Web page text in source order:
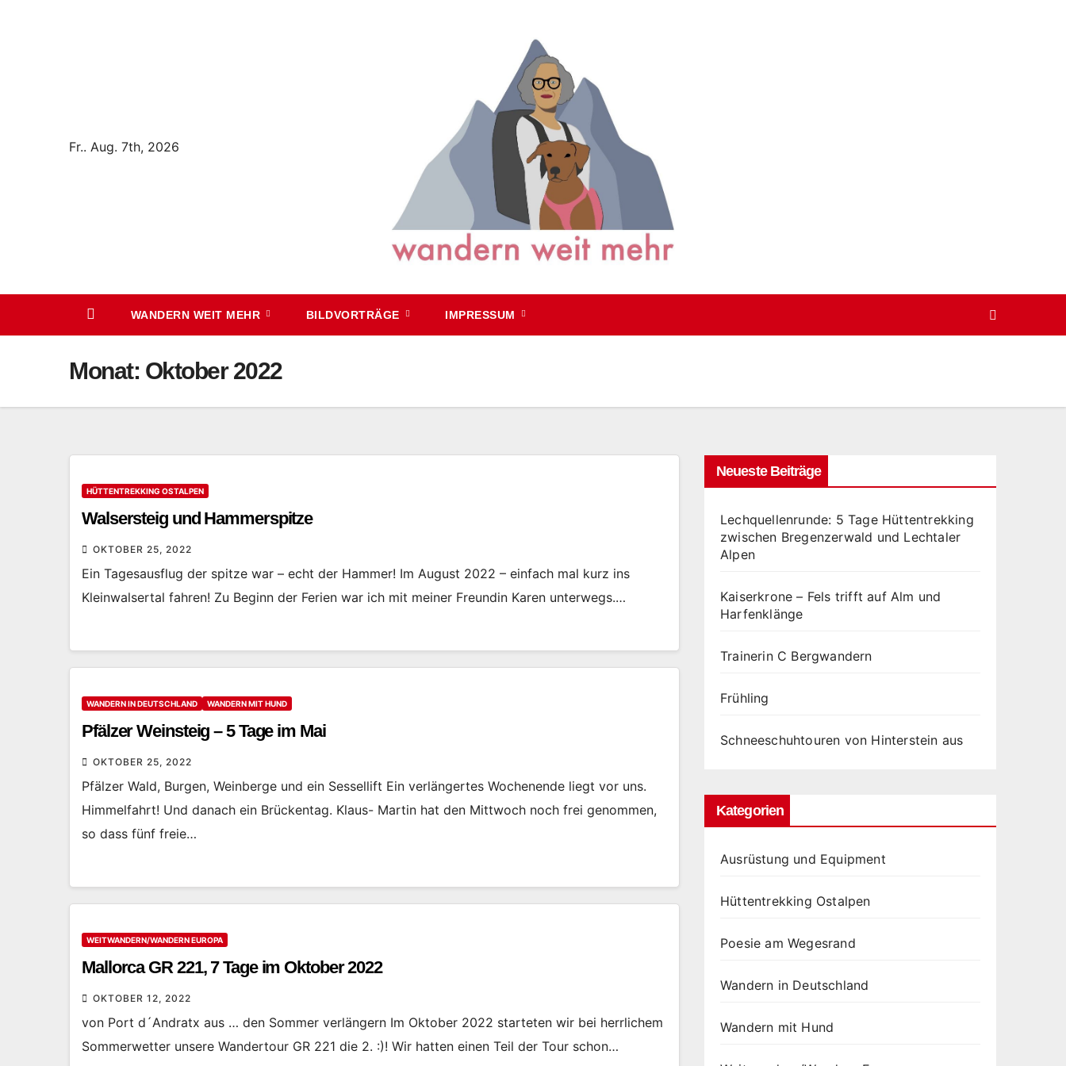
Fr.. Aug. 7th, 2026
WANDERN WEIT MEHR BILDVORTRÄGE IMPRESSUM
Monat: Oktober 2022
HÜTTENTREKKING OSTALPEN
Walsersteig und Hammerspitze
OKTOBER 25, 2022
Ein Tagesausflug der spitze war – echt der Hammer! Im August 2022 – einfach mal kurz ins
Kleinwalsertal fahren! Zu Beginn der Ferien war ich mit meiner Freundin Karen unterwegs.…
WANDERN IN DEUTSCHLAND WANDERN MIT HUND
Pfälzer Weinsteig – 5 Tage im Mai
OKTOBER 25, 2022
Pfälzer Wald, Burgen, Weinberge und ein Sessellift Ein verlängertes Wochenende liegt vor uns.
Himmelfahrt! Und danach ein Brückentag. Klaus- Martin hat den Mittwoch noch frei genommen,
so dass fünf freie…
WEITWANDERN/WANDERN EUROPA
Mallorca GR 221, 7 Tage im Oktober 2022
OKTOBER 12, 2022
von Port d´Andratx aus … den Sommer verlängern Im Oktober 2022 starteten wir bei herrlichem
Sommerwetter unsere Wandertour GR 221 die 2. :)! Wir hatten einen Teil der Tour schon…
Neueste Beiträge
Lechquellenrunde: 5 Tage Hüttentrekking
zwischen Bregenzerwald und Lechtaler
Alpen
Kaiserkrone – Fels trifft auf Alm und
Harfenklänge
Trainerin C Bergwandern
Frühling
Schneeschuhtouren von Hinterstein aus
Kategorien
Ausrüstung und Equipment
Hüttentrekking Ostalpen
Poesie am Wegesrand
Wandern in Deutschland
Wandern mit Hund